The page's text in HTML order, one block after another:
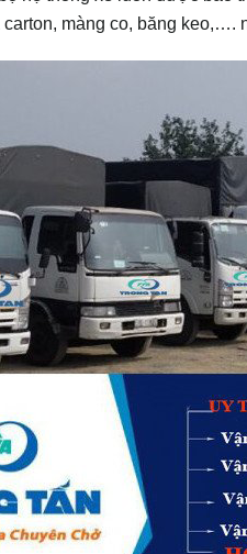
màng co, băng keo,….